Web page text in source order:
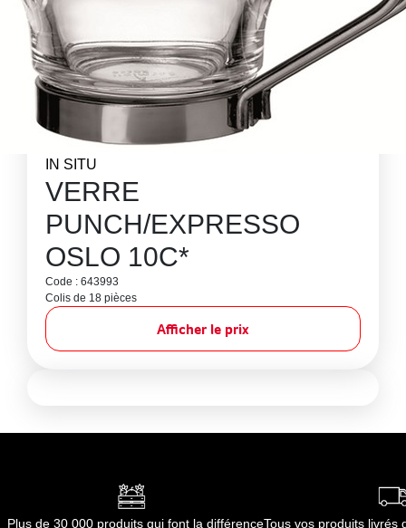
IN SITU
VERRE
PUNCH/EXPRESSO
OSLO 10C*
Code : 643993
Colis de 18 pièces
Afficher le prix
Plus de 30 000 produits qui font la différenceTous vos produits livrés